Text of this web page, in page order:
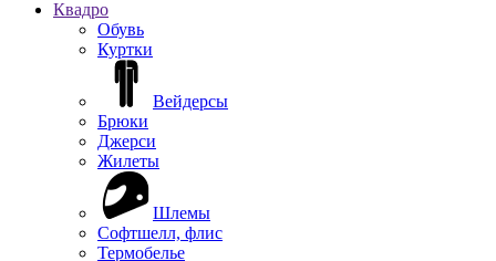
Квадро
Обувь
Куртки
Вейдерсы
Брюки
Джерси
Жилеты
Шлемы
Софтшелл, флис
Термобелье